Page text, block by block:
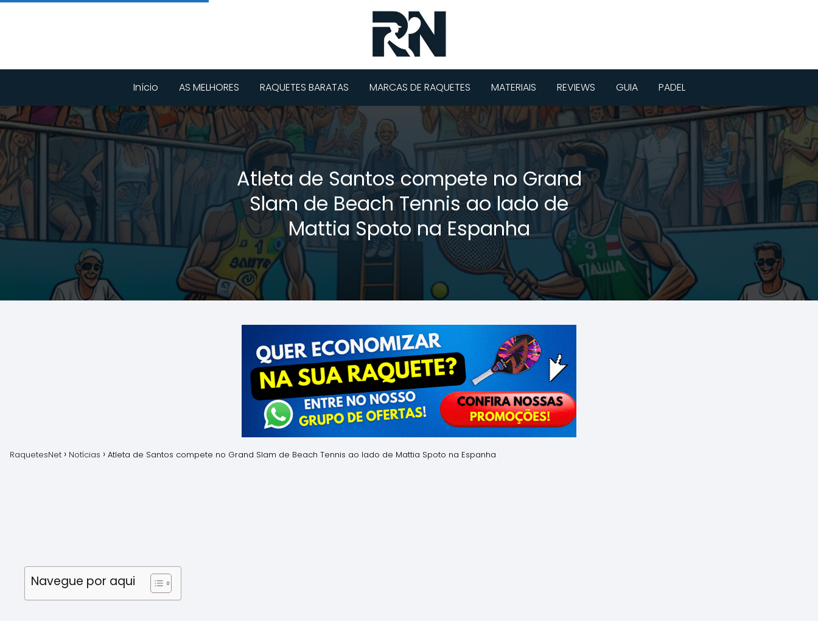
Início AS MELHORES RAQUETES BARATAS MARCAS DE RAQUETES MATERIAIS REVIEWS GUIA PADEL
Atleta de Santos compete no Grand
Slam de Beach Tennis ao lado de
Mattia Spoto na Espanha
RaquetesNet Notícias Atleta de Santos compete no Grand Slam de Beach Tennis ao lado de Mattia Spoto na Espanha
Navegue por aqui